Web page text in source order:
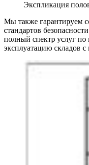
Экспликация
Мы также гарантируем
стандартов
полный спектр услуг
эксплуатацию складов